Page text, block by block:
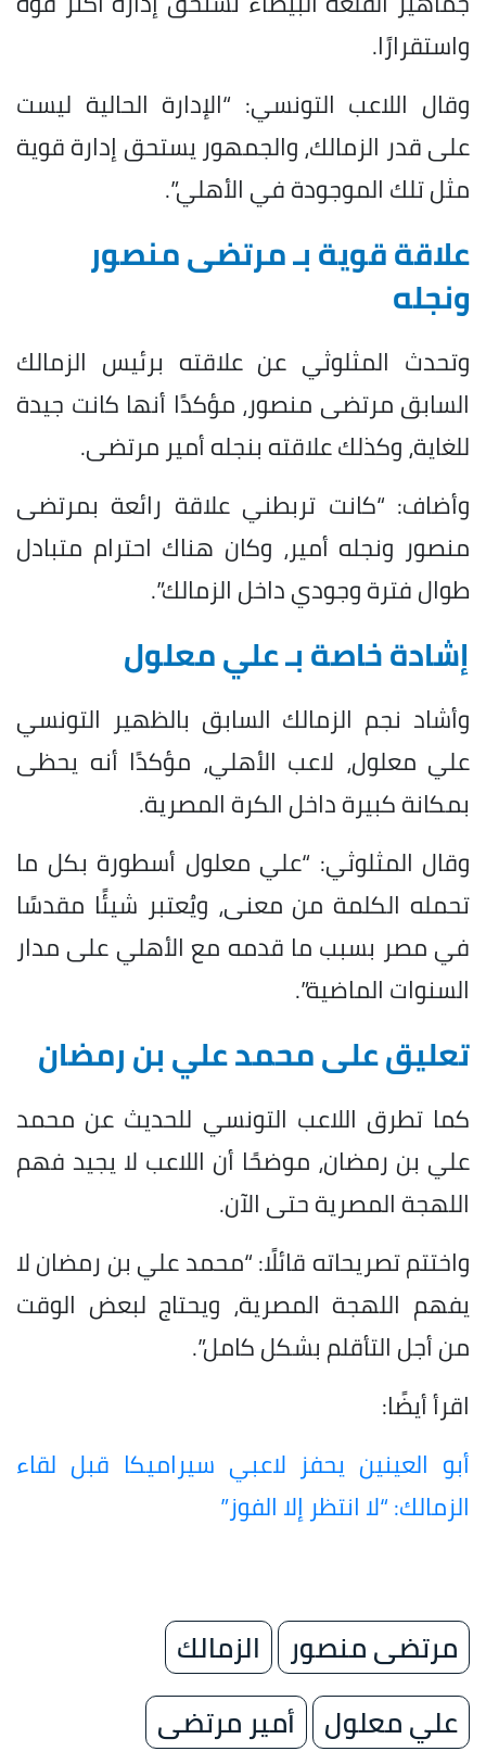
واستقرارًا.
وقال اللاعب التونسي: “الإدارة الحالية ليست
على قدر الزمالك، والجمهور يستحق إدارة قوية
مثل تلك الموجودة في الأهلي”.
علاقة قوية بـ مرتضى منصور
ونجله
وتحدث المثلوثي عن علاقته برئيس الزمالك
السابق مرتضى منصور، مؤكدًا أنها كانت جيدة
للغاية، وكذلك علاقته بنجله أمير مرتضى.
وأضاف: “كانت تربطني علاقة رائعة بمرتضى
منصور ونجله أمير، وكان هناك احترام متبادل
طوال فترة وجودي داخل الزمالك”.
إشادة خاصة بـ علي معلول
وأشاد نجم الزمالك السابق بالظهير التونسي
علي معلول، لاعب الأهلي، مؤكدًا أنه يحظى
بمكانة كبيرة داخل الكرة المصرية.
وقال المثلوثي: “علي معلول أسطورة بكل ما
تحمله الكلمة من معنى، ويُعتبر شيئًا مقدسًا
في مصر بسبب ما قدمه مع الأهلي على مدار
السنوات الماضية”.
تعليق على محمد علي بن رمضان
كما تطرق اللاعب التونسي للحديث عن محمد
علي بن رمضان، موضحًا أن اللاعب لا يجيد فهم
اللهجة المصرية حتى الآن.
واختتم تصريحاته قائلًا: “محمد علي بن رمضان لا
يفهم اللهجة المصرية، ويحتاج لبعض الوقت
من أجل التأقلم بشكل كامل”.
اقرأ أيضًا:
أبو العينين يحفز لاعبي سيراميكا قبل لقاء
الزمالك: “لا انتظر إلا الفوز”
مرتضى منصور
الزمالك
علي معلول
أمير مرتضى